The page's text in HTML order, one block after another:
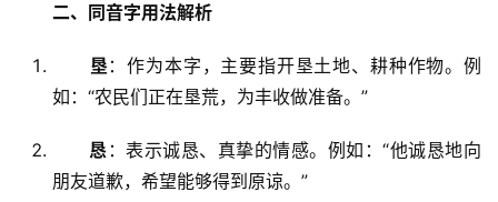
二、同音字用法解析
垦 ：作为本字，主要指开垦土地、耕种作物。例
如：“农民们正在垦荒，为丰收做准备。”
恳 ：表示诚恳、真挚的情感。例如：“他诚恳地向
朋友道歉，希望能够得到原谅。”